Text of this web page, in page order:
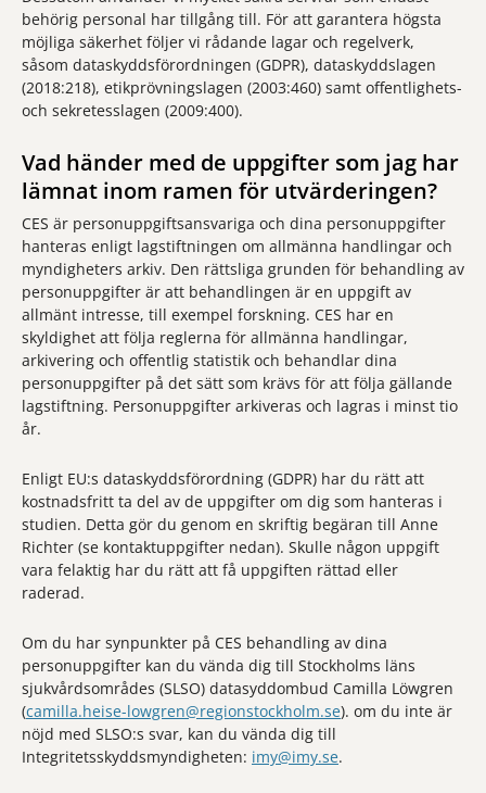
behörig personal har tillgång till. För att garantera högsta
möjliga säkerhet följer vi rådande lagar och regelverk,
såsom dataskyddsförordningen (GDPR), dataskyddslagen
(2018:218), etikprövningslagen (2003:460) samt offentlighets-
och sekretesslagen (2009:400).
Vad händer med de uppgifter som jag har
lämnat inom ramen för utvärderingen?
CES är personuppgiftsansvariga och dina personuppgifter
hanteras enligt lagstiftningen om allmänna handlingar och
myndigheters arkiv. Den rättsliga grunden för behandling av
personuppgifter är att behandlingen är en uppgift av
allmänt intresse, till exempel forskning. CES har en
skyldighet att följa reglerna för allmänna handlingar,
arkivering och offentlig statistik och behandlar dina
personuppgifter på det sätt som krävs för att följa gällande
lagstiftning. Personuppgifter arkiveras och lagras i minst tio
år.
Enligt EU:s dataskyddsförordning (GDPR) har du rätt att
kostnadsfritt ta del av de uppgifter om dig som hanteras i
studien. Detta gör du genom en skriftig begäran till Anne
Richter (se kontaktuppgifter nedan). Skulle någon uppgift
vara felaktig har du rätt att få uppgiften rättad eller
raderad.
Om du har synpunkter på CES behandling av dina
personuppgifter kan du vända dig till Stockholms läns
sjukvårdsområdes (SLSO) datasyddombud Camilla Löwgren
(camilla.heise-lowgren@regionstockholm.se). om du inte är
nöjd med SLSO:s svar, kan du vända dig till
Integritetsskyddsmyndigheten: imy@imy.se.